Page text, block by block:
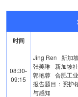
时间
08:30-
09:15
Jing Ren 新加
张美琳 新加坡
郭艳蓉 合肥工
报告题目：照护
与感知